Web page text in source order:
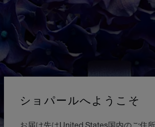
ショパールへようこそ
お届け先はUnited States国内のご住